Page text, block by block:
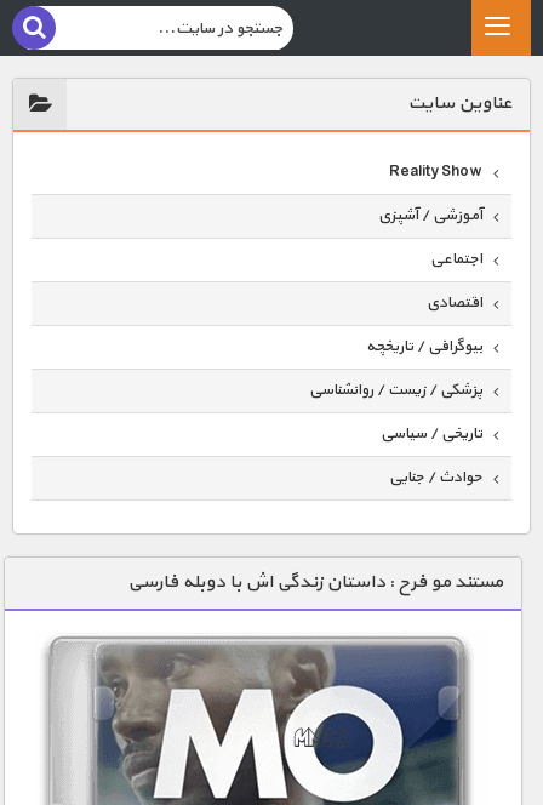
عناوين سايت
Reality Show
آموزشی / آشپزی
اجتماعی
اقتصادی
بیوگرافی / تاریخچه
پزشکی / زیست / روانشناسی
تاریخی / سیاسی
حوادث / جنایی
دنیای خوراکی ها
زمین شناسی / محیط زیست
سازه/ معماری/ مهندسی
سرگرمی
شناخت کودکان
مستند مو فرح : داستان زندگی اش با دوبله فارسی